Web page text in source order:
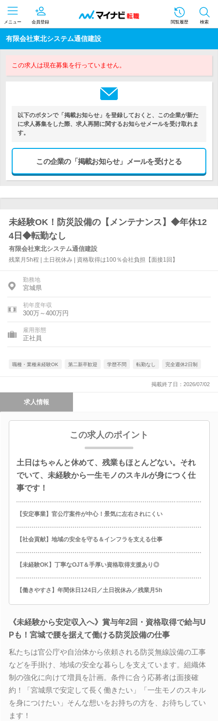
メニュー 会員登録 閲覧履歴 検索
有限会社東北システム通信建設
この求人は現在募集を行っていません。
以下のボタンで「掲載お知らせ」を登録しておくと、この企業が新た
に求人募集をした際、求人再開に関するお知らせメールを受け取れま
す。
この企業の「掲載お知らせ」メールを受けとる
未経験OK！防災設備の【メンテナンス】◆年休12
4日◆転勤なし
有限会社東北システム通信建設
残業月5h程 | 土日祝休み | 資格取得は100％会社負担【面接1回】
勤務地
宮城県
初年度年収
300万～400万円
雇用形態
正社員
職種・業種未経験OK 第二新卒歓迎 学歴不問 転勤なし 完全週休2日制
掲載終了日：2026/07/02
求人情報
この求人のポイント
土日はちゃんと休めて、残業もほとんどない。それ
でいて、未経験から一生モノのスキルが身につく仕
事です！
【安定事業】官公庁案件が中心！景気に左右されにくい
【社会貢献】地域の安全を守る＆インフラを支える仕事
【未経験OK】丁寧なOJT＆手厚い資格取得支援あり◎
【働きやすさ】年間休日124日／土日祝休み／残業月5h
《未経験から安定収入へ》賞与年2回・資格取得で給与U
Pも！宮城で腰を据えて働ける防災設備の仕事
私たちは官公庁や自治体から依頼される防災無線設備の工事
などを手掛け、地域の安全な暮らしを支えています。組織体
制の強化に向けて増員を計画。条件に合う応募者は面接確
約！「宮城県で安定して長く働きたい」「一生モノのスキル
を身につけたい」そんな想いをお持ちの方を、お待ちしてい
ます！